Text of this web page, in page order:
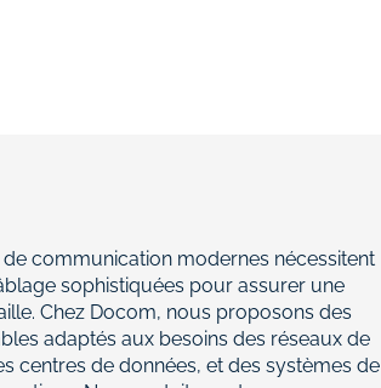
communication modernes nécessitent
sophistiquées pour assurer une
Chez Docom, nous proposons des
adaptés aux besoins des réseaux de
centres de données, et des systèmes de